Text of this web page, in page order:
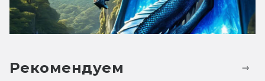
Рекомендуем